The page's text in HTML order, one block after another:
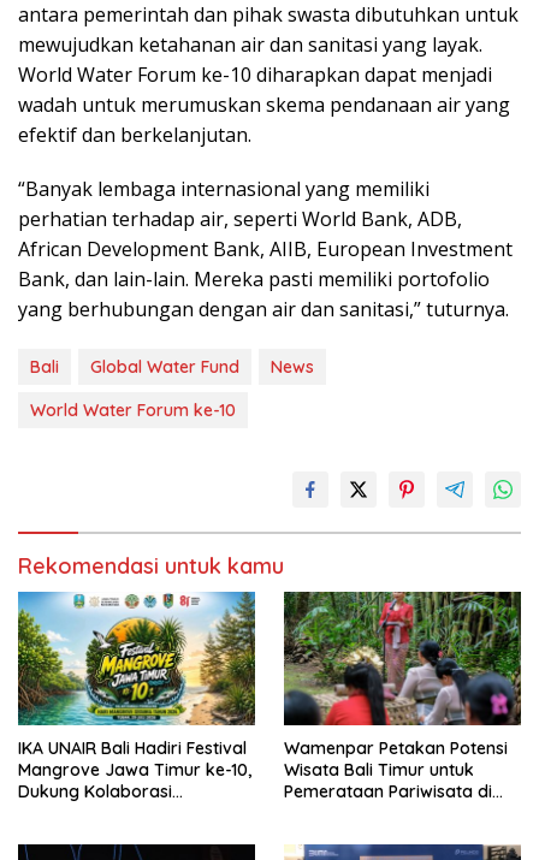
antara pemerintah dan pihak swasta dibutuhkan untuk
mewujudkan ketahanan air dan sanitasi yang layak.
World Water Forum ke-10 diharapkan dapat menjadi
wadah untuk merumuskan skema pendanaan air yang
efektif dan berkelanjutan.
“Banyak lembaga internasional yang memiliki
perhatian terhadap air, seperti World Bank, ADB,
African Development Bank, AIIB, European Investment
Bank, dan lain-lain. Mereka pasti memiliki portofolio
yang berhubungan dengan air dan sanitasi,” tuturnya.
Bali Global Water Fund
News
World Water Forum ke-10
Rekomendasi untuk kamu
IKA UNAIR Bali Hadiri Festival
Mangrove Jawa Timur ke-10,
Dukung Kolaborasi
Wamenpar Petakan Potensi
Wisata Bali Timur untuk
Pemerataan Pariwisata di